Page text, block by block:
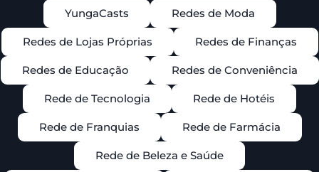
YungaCasts Redes de Moda
Redes de Lojas Próprias Redes de Finanças
Redes de Educação Redes de Conveniência
Rede de Tecnologia Rede de Hotéis
Rede de Franquias Rede de Farmácia
Rede de Beleza e Saúde